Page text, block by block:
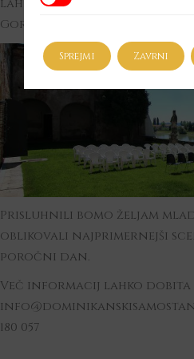
lahko uzremo silhueto
Gori.
Prisluhnili bomo željam
oblikovali najprimernejši
poročni dan.
Več informacij lahko dobita
180 057
Sprejmi Zavrni